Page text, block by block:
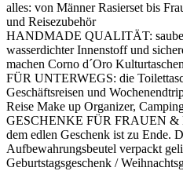
alles: von Männer Rasierset bis
und Reisezubehör
HANDMADE QUALITÄT:
wasserdichter Innenstoff und
machen Corno d´Oro
FÜR UNTERWEGS: die
Geschäftsreisen und
Reise Make up Organizer,
GESCHENKE FÜR FRAUEN &
dem edlen Geschenk ist zu Ende.
Aufbewahrungsbeutel verpackt
Geburtstagsgeschenk /